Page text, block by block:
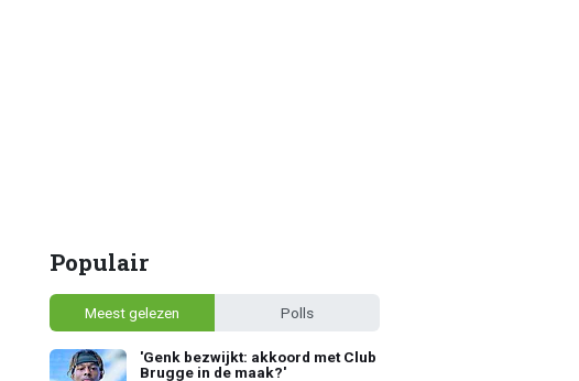
Populair
Meest gelezen Polls
'Genk bezwijkt: akkoord met Club
Brugge in de maak?'